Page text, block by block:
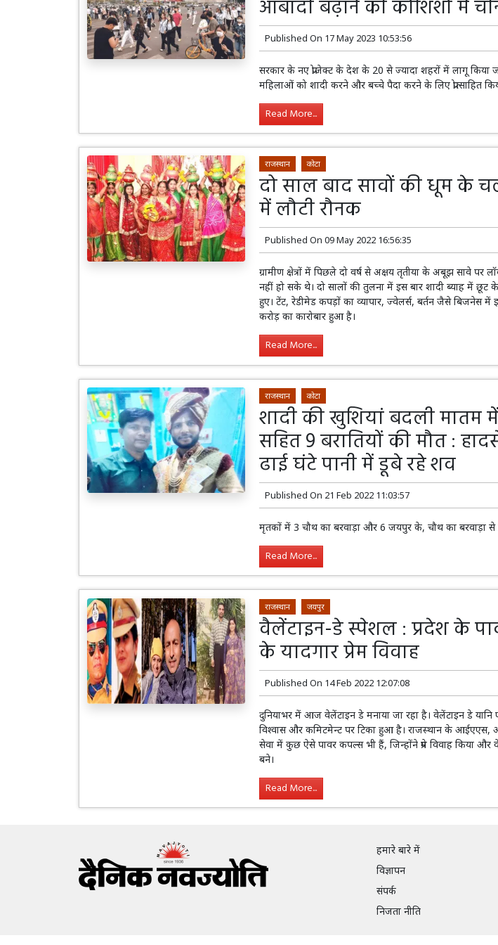
आबादी बढ़ाने की कोशिशों में
Published On 17 May 2023 10:53:56
सरकार के नए प्रोजेक्ट के देश के 20 से ज्यादा शहरों में लागू किया
महिलाओं को शादी करने और बच्चे पैदा करने के लिए प्रोत्साहित
Read More...
राजस्थान कोटा
दो साल बाद सावों की धूम के
में लौटी रौनक
Published On 09 May 2022 16:56:35
ग्रामीण क्षेत्रों में पिछले दो वर्ष से अक्षय तृतीया के अबूझ सावे पर
नहीं हो सके थे। दो सालों की तुलना में इस बार शादी ब्याह में छूट
हुए। टेंट, रेडीमेड कपड़ों का व्यापार, ज्वेलर्स, बर्तन जैसे बिजनेस
करोड़ का कारोबार हुआ है।
Read More...
राजस्थान कोटा
शादी की खुशियां बदली मातम
सहित 9 बरातियों की मौत :
ढाई घंटे पानी में डूबे रहे शव
Published On 21 Feb 2022 11:03:57
मृतकों में 3 चौथ का बरवाड़ा और 6 जयपुर के, चौथ का बरवाड़ा से
Read More...
राजस्थान जयपुर
वैलेंटाइन-डे स्पेशल : प्रदेश के
के यादगार प्रेम विवाह
Published On 14 Feb 2022 12:07:08
दुनियाभर में आज वेलेंटाइन डे मनाया जा रहा है। वेलेंटाइन डे यानि
विश्वास और कमिटमेन्ट पर टिका हुआ है। राजस्थान के
सेवा में कुछ ऐसे पावर कपल्स भी हैं, जिन्होंने प्रेम विवाह किया
बने।
Read More...
हमारे बारे में
विज्ञापन
संपर्क
निजता नीति